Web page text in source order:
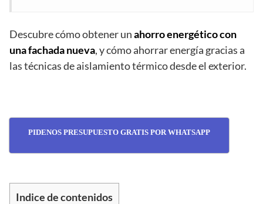
Descubre cómo obtener unahorro energético con
una fachada nueva, y cómo ahorrar energía gracias a
las técnicas de aislamiento térmico desde el exterior.
PIDENOS PRESUPUESTO GRATIS POR WHATSAPP
Indice de contenidos